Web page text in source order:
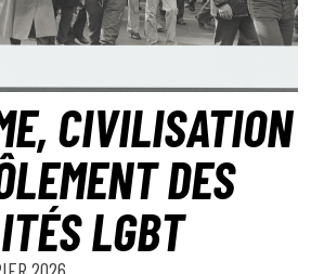
CIVILISATION
DES
LGBT